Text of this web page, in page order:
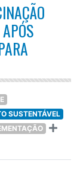
SUSTENTÁVEL